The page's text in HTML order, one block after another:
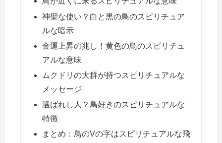
神聖な使い？白と黒の鳥のスピリチュア
ルな暗示
金運上昇の兆し！黄色の鳥のスピリチュ
アルな意味
ムクドリの大群が持つスピリチュアルな
メッセージ
選ばれし人？鳥好きのスピリチュアルな
特徴
まとめ：鳥のVの字はスピリチュアルな飛